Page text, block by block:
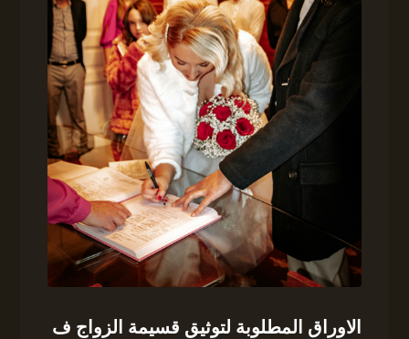
الاوراق المطلوبة لتوثيق قسيمة الزواج ف